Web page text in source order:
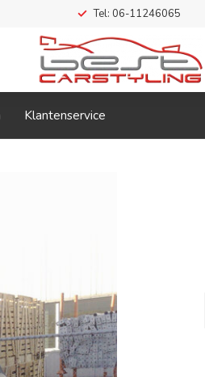
Tel: 06-11246065
Klantenservice